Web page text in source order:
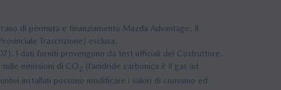
di permuta e finanziamento Mazda Advantage. Il
Trascrizione) esclusa.
I dati forniti provengono da test ufficiali del Costruttore.
emissioni di CO2 (l’anidride carbonica è il gas ad
installati possono modificare i valori di consumo ed